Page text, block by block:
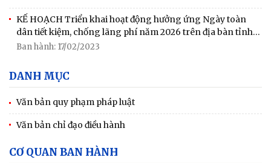
KẾ HOẠCH Triển khai hoạt động hưởng ứng Ngày toàn
dân tiết kiệm, chống lãng phí năm 2026 trên địa bàn tỉnh
Ninh Bình
Ban hành: 17/02/2023
DANH MỤC
Văn bản quy phạm pháp luật
Văn bản chỉ đạo điều hành
CƠ QUAN BAN HÀNH